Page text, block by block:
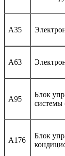
A35
A63
A95
Блок
системы
A176
Блок